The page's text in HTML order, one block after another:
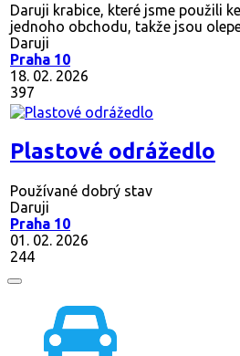
Daruji krabice, které jsme použili
jednoho obchodu, takže jsou
Daruji
Praha 10
18. 02. 2026
397
Plastové odrážedlo
Používané dobrý stav
Daruji
Praha 10
01. 02. 2026
244